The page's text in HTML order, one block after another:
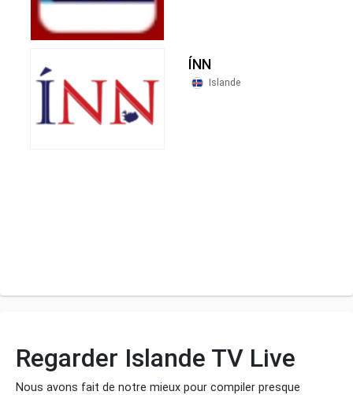
ÍNN
Islande
Regarder Islande TV Live
Nous avons fait de notre mieux pour compiler presque